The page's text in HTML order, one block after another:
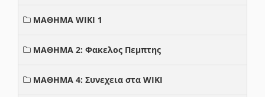
ΜΑΘΗΜΑ WIKI 1
ΜΑΘΗΜΑ 2: Φακελος Πεμπτης
ΜΑΘΗΜΑ 4: Συνεχεια στα WIKI